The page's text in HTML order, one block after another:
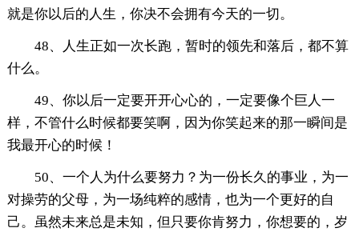
就是你以后的人生，你决不会拥有今天的一切。
48、人生正如一次长跑，暂时的领先和落后，都不算
什么。
49、你以后一定要开开心心的，一定要像个巨人一
样，不管什么时候都要笑啊，因为你笑起来的那一瞬间是
我最开心的时候！
50、一个人为什么要努力？为一份长久的事业，为一
对操劳的父母，为一场纯粹的感情，也为一个更好的自
己。虽然未来总是未知，但只要你肯努力，你想要的，岁